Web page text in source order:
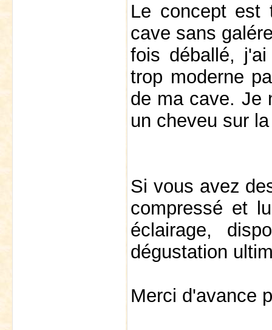
Le concept est
cave sans
fois déballé,
trop moderne
de ma cave. Je
un cheveu sur
Si vous avez
compressé et
éclairage,
dégustation
Merci d'avance